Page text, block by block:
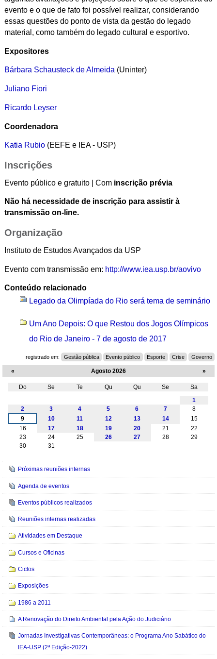
evento e o que de fato foi possível realizar, considerando
essas questões do ponto de vista da gestão do legado
material, como também do legado cultural e esportivo.
Expositores
Bárbara Schausteck de Almeida (Uninter)
Juliano Fiori
Ricardo Leyser
Coordenadora
Katia Rubio(EEFE e IEA - USP)
Inscrições
Evento público e gratuito | Com inscrição prévia
Não há necessidade de inscrição para assistir à
transmissão on-line.
Organização
Instituto de Estudos Avançados da USP
Evento com transmissão em: http://www.iea.usp.br/aovivo
Conteúdo relacionado
Legado da Olimpíada do Rio será tema de seminário
Um Ano Depois: O que Restou dos Jogos Olímpicos
do Rio de Janeiro - 7 de agosto de 2017
registrado em: Gestão pública Evento público Esporte Crise Governo
« Agosto 2026 »
Do Se Te Qu Qu Se
Sa
1
2
3 4 5 6 7
8
9
10 11 12 13 14
15
16
17 18 19 20 21
22
23
24 25 26 27 28
29
30
31
Navegação
Próximas reuniões internas
Agenda de eventos
Eventos públicos realizados
Reuniões internas realizadas
Atividades em Destaque
Cursos e Oficinas
Ciclos
Exposições
1986 a 2011
A Renovação do Direito Ambiental pela Ação do Judiciário
Jornadas Investigativas Contemporâneas: o Programa Ano Sabático do
IEA-USP (2ª Edição-2022)